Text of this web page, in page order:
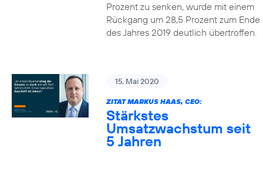
Prozent zu senken, wurde mit einem
Rückgang um 28,5 Prozent zum Ende
des Jahres 2019 deutlich übertroffen.
15. Mai 2020
ZITAT MARKUS HAAS, CEO:
Stärkstes
Umsatzwachstum seit
5 Jahren